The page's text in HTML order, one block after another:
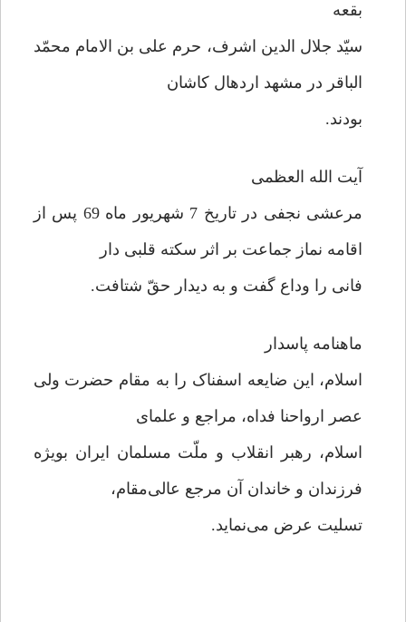
بقعه
سیّد جلال الدین اشرف، حرم علی بن الامام محمّد
الباقر در مشهد اردهال کاشان
بودند.
آیت الله العظمی
مرعشی نجفی در تاریخ 7 شهریور ماه 69 پس از
اقامه نماز جماعت بر اثر سکته قلبی دار
فانی را وداع گفت و به دیدار حقّ شتافت.
ماهنامه پاسدار
اسلام، این ضایعه اسفناک را به مقام حضرت ولی
عصر ارواحنا فداه، مراجع و علمای
اسلام، رهبر انقلاب و ملّت مسلمان ایران بویژه
فرزندان و خاندان آن مرجع عالی‌مقام،
تسلیت عرض می‌نماید.